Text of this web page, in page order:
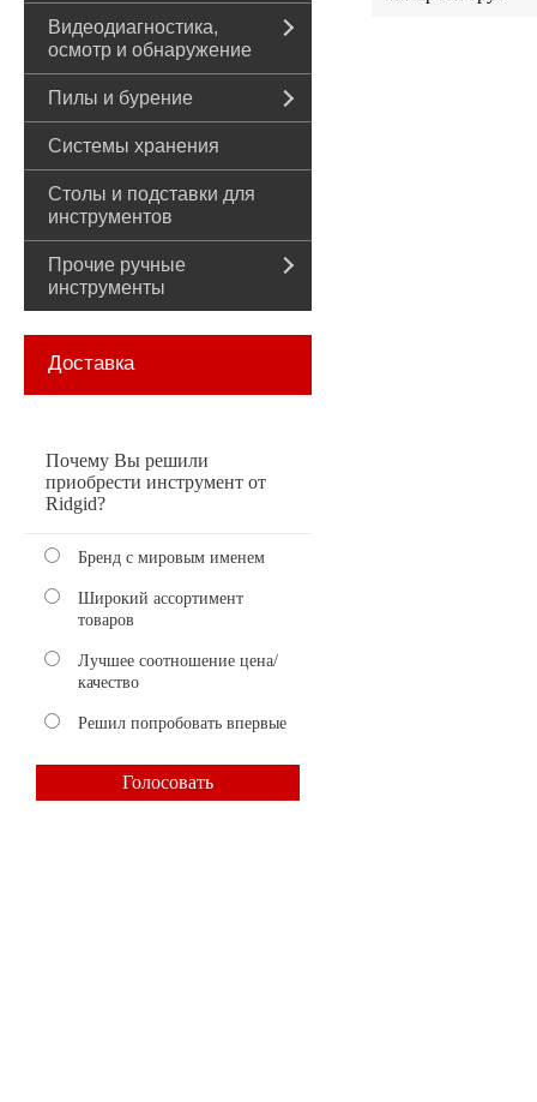
Видеодиагностика,
осмотр и обнаружение
Пилы и бурение
Системы хранения
Столы и подставки для
инструментов
Прочие ручные
инструменты
Доставка
Почему Вы решили
приобрести инструмент от
Ridgid?
Бренд с мировым именем
Широкий ассортимент
товаров
Лучшее соотношение цена/
качество
Решил попробовать впервые